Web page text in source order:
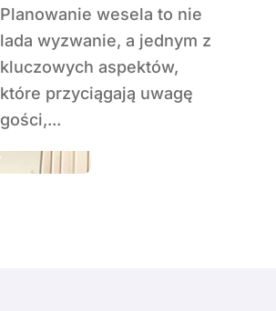
weselnej?
Planowanie wesela to nie
lada wyzwanie, a jednym z
kluczowych aspektów,
które przyciągają uwagę
gości,...